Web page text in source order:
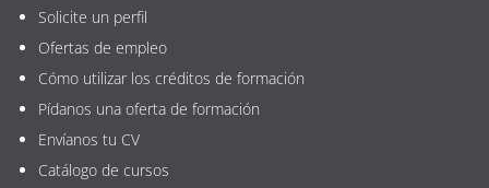
Solicite un perfil
Ofertas de empleo
Cómo utilizar los créditos de formación
Pídanos una oferta de formación
Envíanos tu CV
Catálogo de cursos